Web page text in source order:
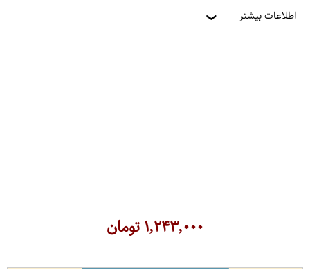
اطلاعات بیشتر ❯
۱,۲۴۳,۰۰۰تومان